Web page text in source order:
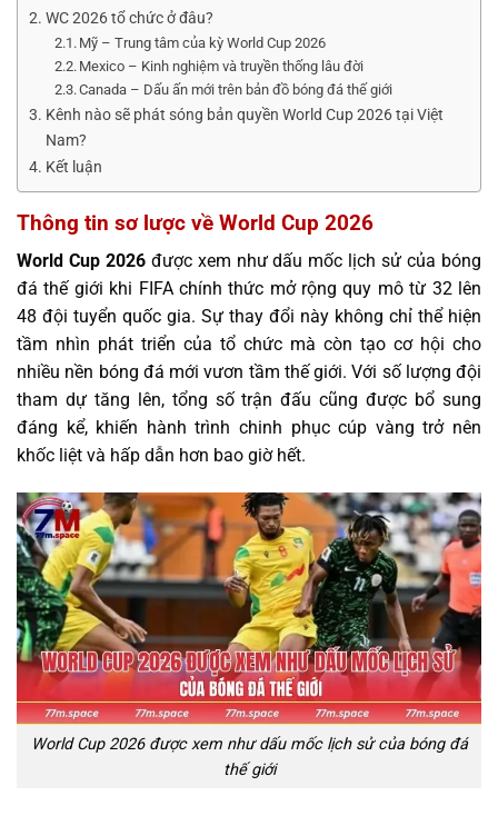
WC 2026 tổ chức ở đâu?
Mỹ – Trung tâm của kỳ World Cup 2026
Mexico – Kinh nghiệm và truyền thống lâu đời
Canada – Dấu ấn mới trên bản đồ bóng đá thế giới
Kênh nào sẽ phát sóng bản quyền World Cup 2026 tại Việt
Nam?
Kết luận
Thông tin sơ lược về World Cup 2026
World Cup 2026 được xem như dấu mốc lịch sử của bóng
đá thế giới khi FIFA chính thức mở rộng quy mô từ 32 lên
48 đội tuyển quốc gia. Sự thay đổi này không chỉ thể hiện
tầm nhìn phát triển của tổ chức mà còn tạo cơ hội cho
nhiều nền bóng đá mới vươn tầm thế giới. Với số lượng đội
tham dự tăng lên, tổng số trận đấu cũng được bổ sung
đáng kể, khiến hành trình chinh phục cúp vàng trở nên
khốc liệt và hấp dẫn hơn bao giờ hết.
World Cup 2026 được xem như dấu mốc lịch sử của bóng đá
thế giới